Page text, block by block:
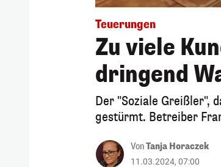
Teuerungen
Zu viele
dringend
Der "Soziale Greißler",
gestürmt. Betreiber
VonTanja Horaczek
11.03.2024, 07:00